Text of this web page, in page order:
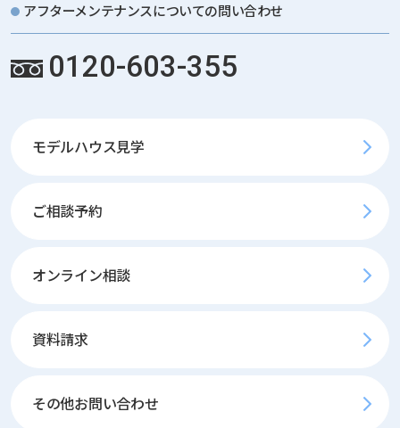
アフターメンテナンスについての問い合わせ
0120-603-355
モデルハウス見学
ご相談予約
オンライン相談
資料請求
その他お問い合わせ